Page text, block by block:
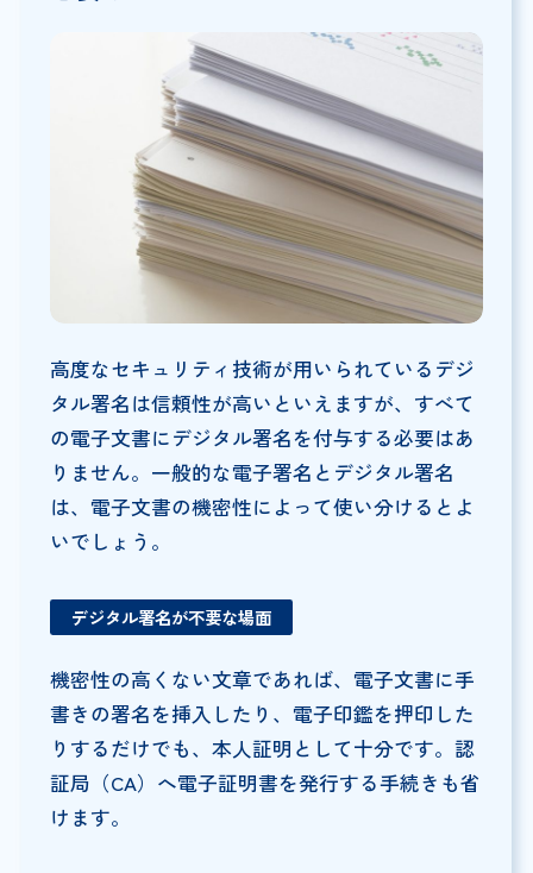
高度なセキュリティ技術が用いられているデジ
タル署名は信頼性が高いといえますが、すべて
の電子文書にデジタル署名を付与する必要はあ
りません。一般的な電子署名とデジタル署名
は、電子文書の機密性によって使い分けるとよ
いでしょう。
デジタル署名が不要な場面
機密性の高くない文章であれば、電子文書に手
書きの署名を挿入したり、電子印鑑を押印した
りするだけでも、本人証明として十分です。認
証局（CA）へ電子証明書を発行する手続きも省
けます。